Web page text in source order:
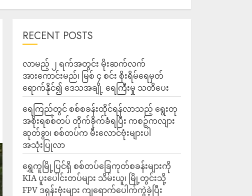
RECENT POSTS
လာမည့် ၂ ရက်အတွင်း မိုးဆက်လက်
အားကောင်းမည်၊ မြစ် ၄ စင်း စိုးရိမ်ရေမှတ်
ရောက်နိုင်၍ ဒေသအချို့ ရေကြီးမှု သတိပေး
ရေကြည်တွင် စစ်စခန်းထိုင်ရန်လာသည့် ရွေးတု
အစိုးရစစ်တပ် တိုက်ခိုက်ခံရပြီး ကစဉ့်ကလျား
ဆုတ်ခွာ၊ စစ်တပ်က မီးလောင်ဗုံးများပါ
အသုံးပြုလာ
‎ရွှေကူမြို့ပြင်ရှိ စစ်တပ်ခြေကုတ်စခန်းများကို
KIA ပူးပေါင်းတပ်များ သိမ်းယူ၊ မြို့တွင်းသို့
FPV ဒရုန်းဗုံးများ ကျရောက်ပေါက်ကွဲခဲ့ပြီး